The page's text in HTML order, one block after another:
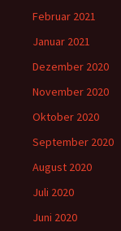
Februar 2021
Januar 2021
Dezember 2020
November 2020
Oktober 2020
September 2020
August 2020
Juli 2020
Juni 2020